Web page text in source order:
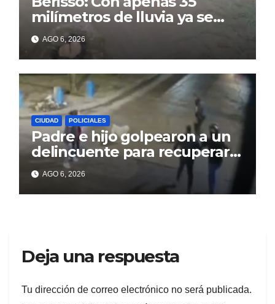
milímetros de lluvia ya se
sienten los problemas
AGO 6, 2026
CIUDAD POLICIALES
Padre e hijo golpearon a un
delincuente para recuperar
un celular robado en Berisso
AGO 6, 2026
Deja una respuesta
Tu dirección de correo electrónico no será publicada.